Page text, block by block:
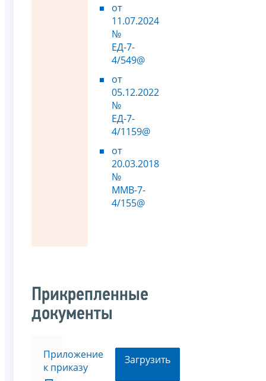
от
11.07.2024
№
ЕД-7-
4/549@
от
05.12.2022
№
ЕД-7-
4/1159@
от
20.03.2018
№
ММВ-7-
4/155@
Прикрепленные
документы
Приложение
к приказу
Загрузить